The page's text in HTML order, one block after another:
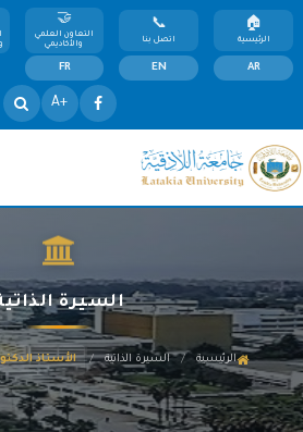
الرئيسية اتصل بنا
التعاون العلمي
والأكاديمي
AR
EN
FR
+A
السيرة
الرئيسية / السيرة الذاتية / الأستاذ